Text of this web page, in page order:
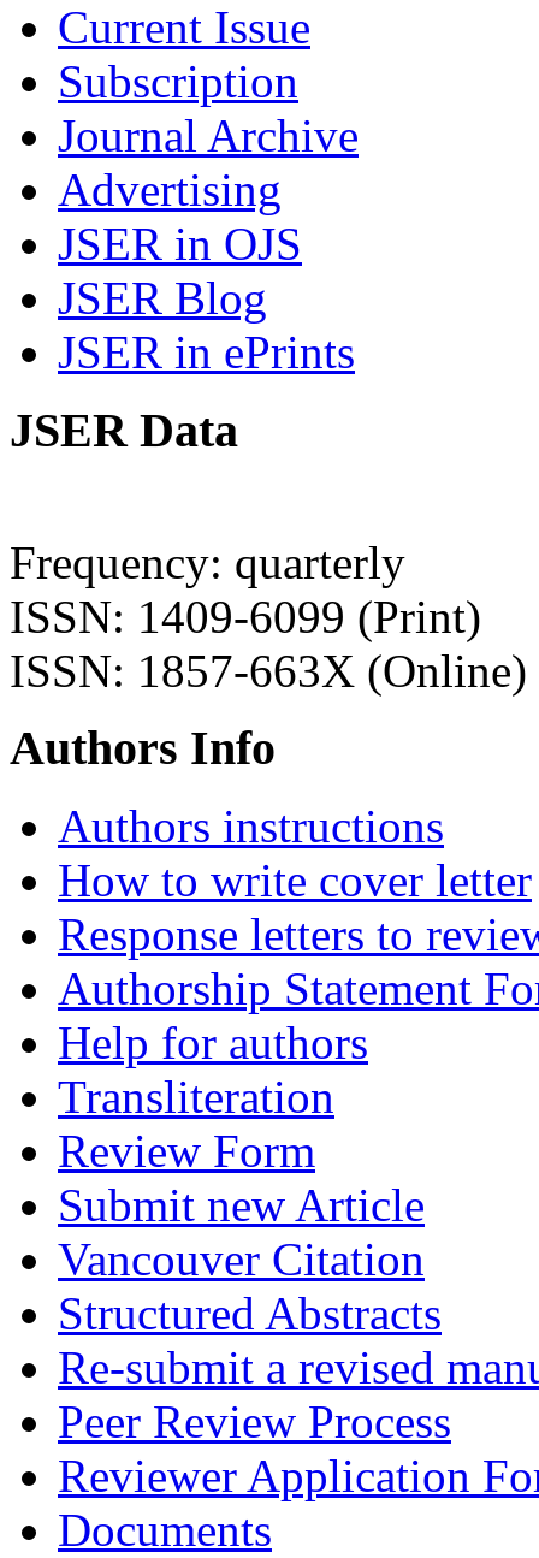
Current Issue
Subscription
Journal Archive
Advertising
JSER in OJS
JSER Blog
JSER in ePrints
JSER Data
Frequency: quarterly
ISSN: 1409-6099 (Print)
ISSN: 1857-663X (Online)
Authors Info
Authors instructions
How to write cover letter
Response letters to
Authorship Statement
Help for authors
Transliteration
Review Form
Submit new Article
Vancouver Citation
Structured Abstracts
Re-submit a revised
Peer Review Process
Reviewer Application
Documents